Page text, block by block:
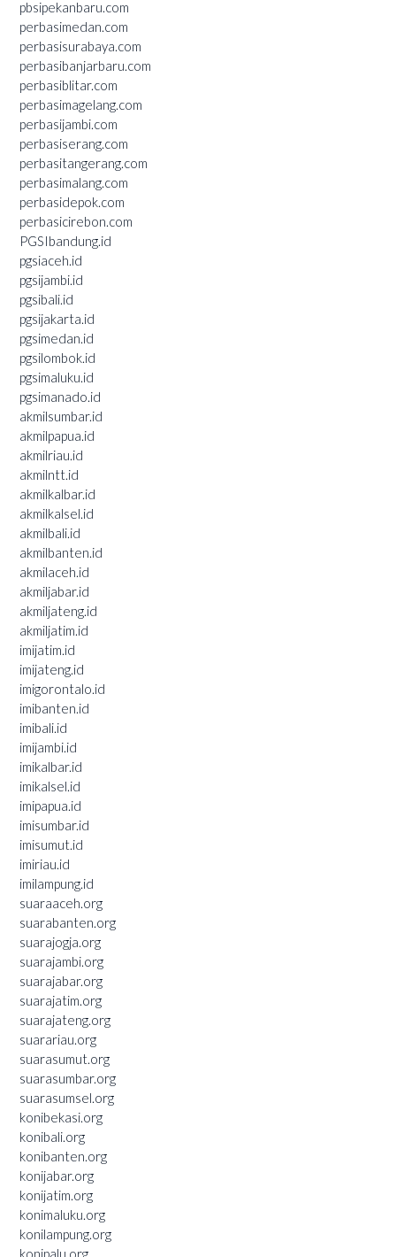
pbsipekanbaru.com
perbasimedan.com
perbasisurabaya.com
perbasibanjarbaru.com
perbasiblitar.com
perbasimagelang.com
perbasijambi.com
perbasiserang.com
perbasitangerang.com
perbasimalang.com
perbasidepok.com
perbasicirebon.com
PGSIbandung.id
pgsiaceh.id
pgsijambi.id
pgsibali.id
pgsijakarta.id
pgsimedan.id
pgsilombok.id
pgsimaluku.id
pgsimanado.id
akmilsumbar.id
akmilpapua.id
akmilriau.id
akmilntt.id
akmilkalbar.id
akmilkalsel.id
akmilbali.id
akmilbanten.id
akmilaceh.id
akmiljabar.id
akmiljateng.id
akmiljatim.id
imijatim.id
imijateng.id
imigorontalo.id
imibanten.id
imibali.id
imijambi.id
imikalbar.id
imikalsel.id
imipapua.id
imisumbar.id
imisumut.id
imiriau.id
imilampung.id
suaraaceh.org
suarabanten.org
suarajogja.org
suarajambi.org
suarajabar.org
suarajatim.org
suarajateng.org
suarariau.org
suarasumut.org
suarasumbar.org
suarasumsel.org
konibekasi.org
konibali.org
konibanten.org
konijabar.org
konijatim.org
konimaluku.org
konilampung.org
konipalu.org